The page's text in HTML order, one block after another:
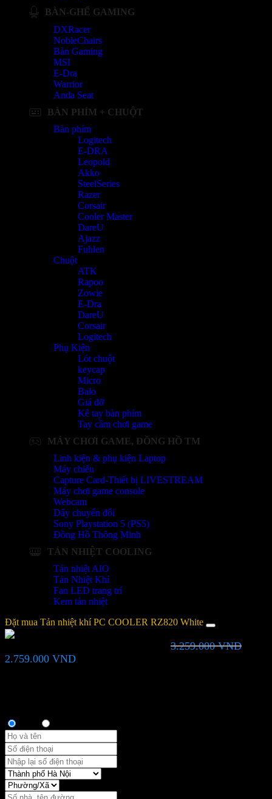
BÀN-GHẾ GAMING
DXRacer
NobleChairs
Bàn Gaming
MSI
E-Dra
Warrior
Anda Seat
BÀN PHÍM + CHUỘT
Bàn phím
Logitech
E-DRA
Leopold
Akko
SteelSeries
Razer
Corsair
Cooler Master
DareU
Ajazz
Fuhlen
Chuột
ATK
Rapoo
Zowie
E-Dra
DareU
Corsair
Logitech
Phụ Kiện
Lót chuột
keycap
Micro
Balo
Giá đỡ
Kê tay bàn phím
Tay cầm chơi game
MÁY CHƠI GAME, ĐỒNG HỒ TM
Linh kiện & phụ kiện Laptop
Máy chiếu
Capture Card-Thiết bị LIVESTREAM
Máy chơi game console
Webcam
Dây chuyển đổi
Sony Playstation 5 (PS5)
Đồng Hồ Thông Minh
TẢN NHIỆT COOLING
Tản nhiệt AIO
Tản Nhiệt Khí
Fan LED trang trí
Kem tản nhiệt
Đặt mua Tản nhiệt khí PC COOLER RZ820 White
3.259.000VND
Giá
2.759.000 VNDGiá